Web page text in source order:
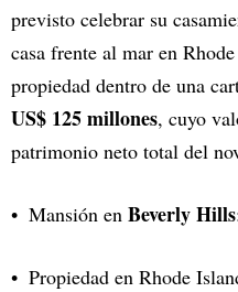
previsto celebrar su
casa frente al mar en
propiedad dentro de una
US$ 125 millones, cuyo
patrimonio neto total del
Mansión en Beverly Hills
Propiedad en Rhode